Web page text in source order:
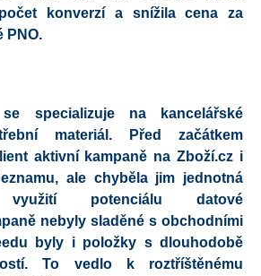
konverzí a snížila cena za
PNO.
specializuje na kancelářské
materiál. Před začátkem
aktivní kampaně na Zboží.cz i
ale chyběla jim jednotná
potenciálu datové
nebyly sladěné s obchodními
byly i položky s dlouhodobě
To vedlo k roztříštěnému